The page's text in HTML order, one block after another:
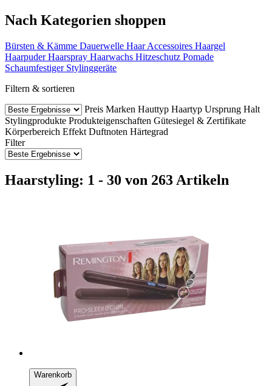
Nach Kategorien shoppen
Bürsten & Kämme Dauerwelle Haar Accessoires Haargel
Haarpuder Haarspray Haarwachs Hitzeschutz Pomade
Schaumfestiger Stylinggeräte
Filtern & sortieren
Preis Marken Hauttyp Haartyp Ursprung Halt
Stylingprodukte Produkteigenschaften Gütesiegel & Zertifikate
Körperbereich Effekt Duftnoten Härtegrad
Filter
Haarstyling: 1 - 30 von 263 Artikeln
Warenkorb